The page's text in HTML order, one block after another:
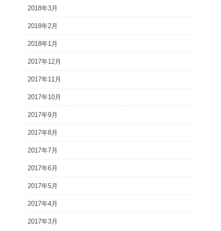
2018年3月
2018年2月
2018年1月
2017年12月
2017年11月
2017年10月
2017年9月
2017年8月
2017年7月
2017年6月
2017年5月
2017年4月
2017年3月